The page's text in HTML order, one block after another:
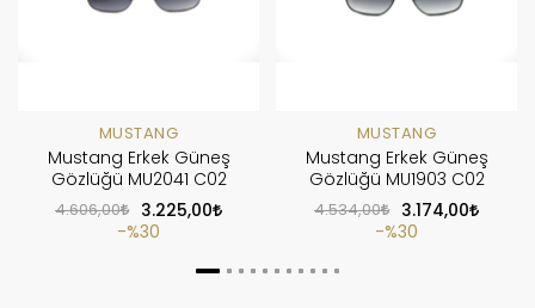
MUSTANG
Mustang Erkek Güneş
Gözlüğü MU2041 C02
4.606,00
3.225,00
%30
MUSTANG
Mustang Erkek Güneş
Gözlüğü MU1903 C02
4.534,00
3.174,00
%30